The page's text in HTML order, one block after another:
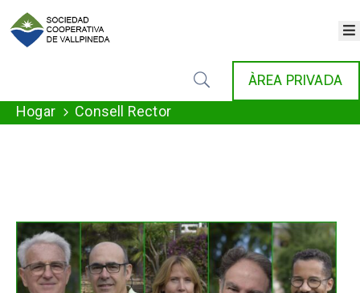
×
PRIVACIDAD
AVISO
ÀREA PRIVADA
Hogar Consell Rector